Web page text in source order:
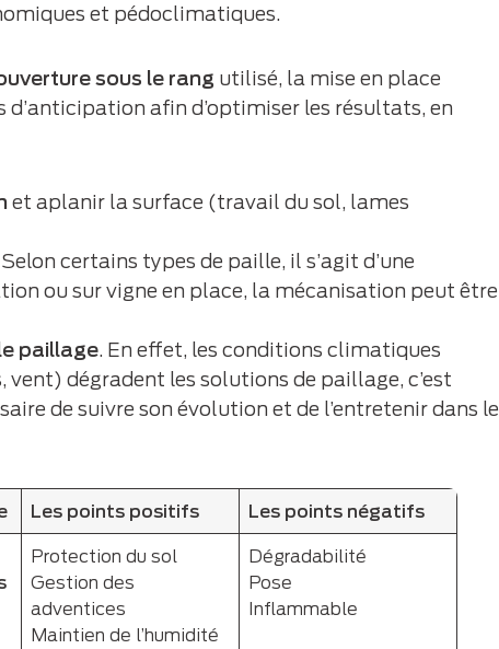
et pédoclimatiques.
sous le rang utilisé, la mise en place
d’anticipation afin d’optimiser les résultats, en
et aplanir la surface (travail du sol, lames
certains types de paille, il s’agit d’une
ou sur vigne en place, la mécanisation peut être
paillage. En effet, les conditions climatiques
dégradent les solutions de paillage, c’est
de suivre son évolution et de l’entretenir dans le
Les points positifs Les points négatifs
Protection du sol
Gestion des
adventices
Maintien de l’humidité
Dégradabilité
Pose
Inflammable